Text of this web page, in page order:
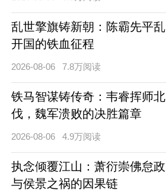
乱世擎旗铸新朝：陈霸先平乱
开国的铁血征程
2026-08-06 7.8万阅读
铁马智谋铸传奇：韦睿挥师北
伐，魏军溃败的决胜篇章
2026-08-06 4.9万阅读
执念倾覆江山：萧衍崇佛怠政
与侯景之祸的因果链